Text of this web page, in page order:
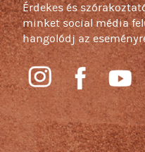
Érdekes és
minket social média
hangolódj az